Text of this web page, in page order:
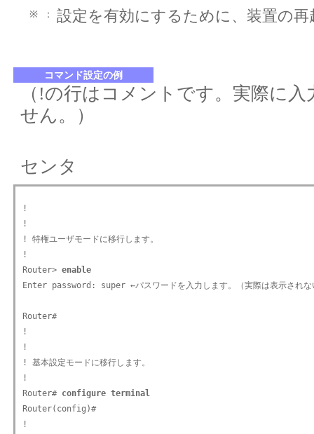
※ ： 設定を有効にするために、装置の
コマンド設定の例
（!の行はコメントです。実際に
せん。）
センタ
!
!
! 特権ユーザモードに移行します。
!
Router> enable
Enter password: super ←パスワードを入力します。（実際は表示されな
Router#
!
!
! 基本設定モードに移行します。
!
Router# configure terminal
Router(config)#
!